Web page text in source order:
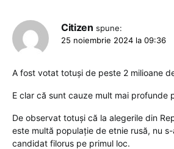
Citizen spune:
25 noiembrie 2024 la 09:36
A fost votat totuși de peste 2 milioane
E clar că sunt cauze mult mai profunde
De observat totuși că la alegerile din
este multă populație de etnie rusă, nu
candidat filorus pe primul loc.